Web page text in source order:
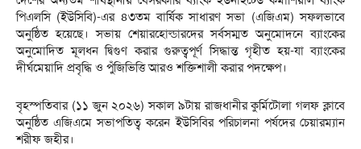
পিএলসি (ইউসিবি)-এর ৪৩তম বার্ষিক সাধারণ সভা (এজিএম) সফলভাবে
অনুষ্ঠিত হয়েছে। সভায় শেয়ারহোল্ডারদের সর্বসম্মত অনুমোদনে ব্যাংকের
অনুমোদিত মূলধন দ্বিগুণ করার গুরুত্বপূর্ণ সিদ্ধান্ত গৃহীত হয়-যা ব্যাংকের
দীর্ঘমেয়াদি প্রবৃদ্ধি ও পুঁজিভিত্তি আরও শক্তিশালী করার পদক্ষেপ।
বৃহস্পতিবার (১১ জুন ২০২৬) সকাল ৯টায় রাজধানীর কুর্মিটোলা গলফ ক্লাবে
অনুষ্ঠিত এজিএমে সভাপতিত্ব করেন ইউসিবির পরিচালনা পর্ষদের চেয়ারম্যান
শরীফ জহীর।